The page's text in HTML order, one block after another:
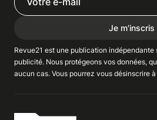
Je m'inscris
Revue21 est une publication indépendante
publicité. Nous protégeons vos données,
aucun cas. Vous pourrez vous désinscrire